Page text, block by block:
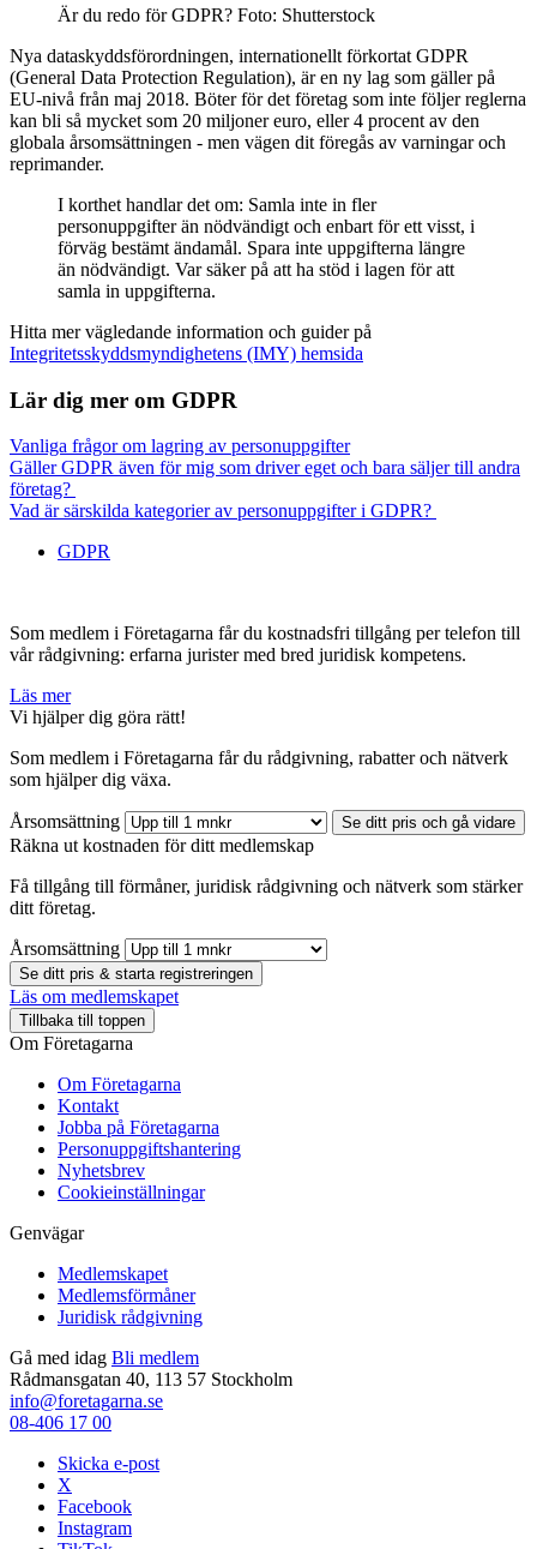
Är du redo för GDPR? Foto: Shutterstock
Nya dataskyddsförordningen, internationellt förkortat GDPR
(General Data Protection Regulation), är en ny lag som gäller på
EU-nivå från maj 2018. Böter för det företag som inte följer reglerna
kan bli så mycket som 20 miljoner euro, eller 4 procent av den
globala årsomsättningen - men vägen dit föregås av varningar och
reprimander.
I korthet handlar det om: Samla inte in fler
personuppgifter än nödvändigt och enbart för ett visst, i
förväg bestämt ändamål. Spara inte uppgifterna längre
än nödvändigt. Var säker på att ha stöd i lagen för att
samla in uppgifterna.
Hitta mer vägledande information och guider på
Integritetsskyddsmyndighetens (IMY) hemsida
Lär dig mer om GDPR
Vanliga frågor om lagring av personuppgifter
Gäller GDPR även för mig som driver eget och bara säljer till andra
företag?
Vad är särskilda kategorier av personuppgifter i GDPR?
GDPR
Som medlem i Företagarna får du kostnadsfri tillgång per telefon till
vår rådgivning: erfarna jurister med bred juridisk kompetens.
Läs mer
Vi hjälper dig göra rätt!
Som medlem i Företagarna får du rådgivning, rabatter och nätverk
som hjälper dig växa.
Årsomsättning Se ditt pris och gå vidare
Räkna ut kostnaden för ditt medlemskap
Få tillgång till förmåner, juridisk rådgivning och nätverk som stärker
ditt företag.
Årsomsättning
Se ditt pris & starta registreringen
Läs om medlemskapet
Tillbaka till toppen
Om Företagarna
Om Företagarna
Kontakt
Jobba på Företagarna
Personuppgiftshantering
Nyhetsbrev
Cookieinställningar
Genvägar
Medlemskapet
Medlemsförmåner
Juridisk rådgivning
Gå med idag Bli medlem
Rådmansgatan 40, 113 57 Stockholm
info@foretagarna.se
08-406 17 00
Skicka e-post
X
Facebook
Instagram